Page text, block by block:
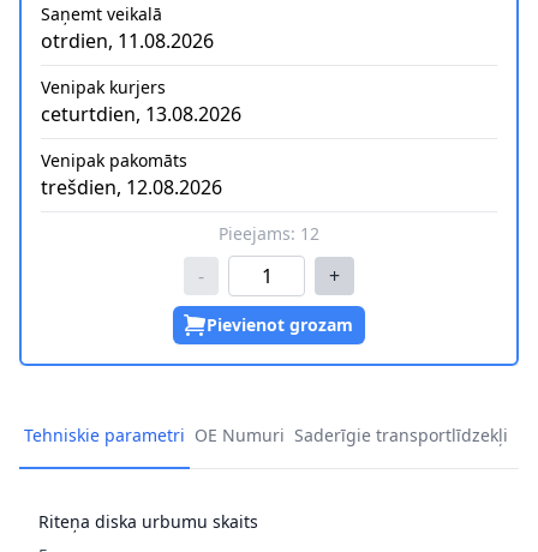
Saņemt veikalā
otrdien, 11.08.2026
Venipak kurjers
ceturtdien, 13.08.2026
Venipak pakomāts
trešdien, 12.08.2026
Pieejams: 12
- +
Pievienot grozam
Tehniskie parametri OE Numuri Saderīgie transportlīdzekļi
Riteņa diska urbumu skaits